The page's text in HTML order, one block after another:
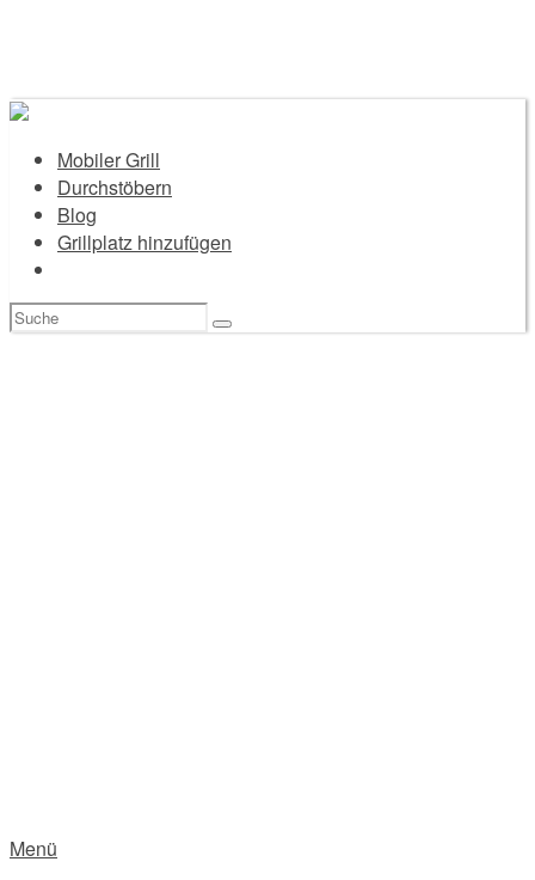
Mobiler Grill
Durchstöbern
Blog
Grillplatz hinzufügen
Suchen
nach:
Menü